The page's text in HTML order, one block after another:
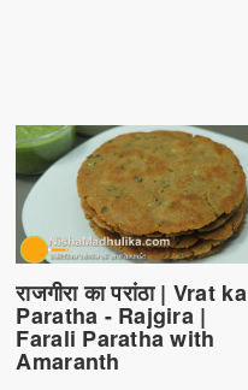
राजगीरा का परांठा | Vrat ka
Paratha - Rajgira |
Farali Paratha with
Amaranth